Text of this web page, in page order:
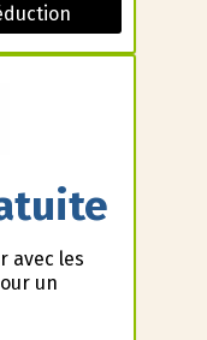
avec les
un